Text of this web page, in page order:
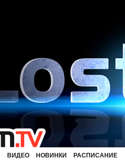
ВИДЕО НОВИНКИ РАСПИСАНИЕ